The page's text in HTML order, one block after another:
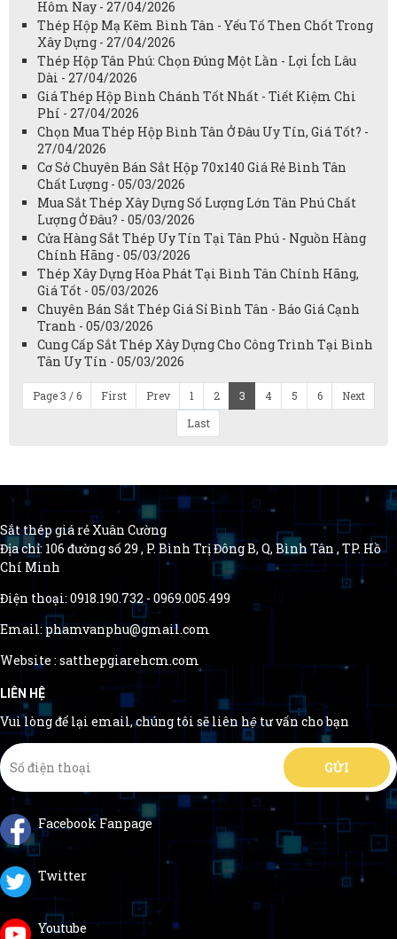
Hôm Nay - 27/04/2026
Thép Hộp Mạ Kẽm Bình Tân - Yếu Tố Then Chốt Trong
Xây Dựng - 27/04/2026
Thép Hộp Tân Phú: Chọn Đúng Một Lần - Lợi Ích Lâu
Dài - 27/04/2026
Giá Thép Hộp Bình Chánh Tốt Nhất - Tiết Kiệm Chi
Phí - 27/04/2026
Chọn Mua Thép Hộp Bình Tân Ở Đâu Uy Tín, Giá Tốt? -
27/04/2026
Cơ Sở Chuyên Bán Sắt Hộp 70x140 Giá Rẻ Bình Tân
Chất Lượng - 05/03/2026
Mua Sắt Thép Xây Dựng Số Lượng Lớn Tân Phú Chất
Lượng Ở Đâu? - 05/03/2026
Cửa Hàng Sắt Thép Uy Tín Tại Tân Phú - Nguồn Hàng
Chính Hãng - 05/03/2026
Thép Xây Dựng Hòa Phát Tại Bình Tân Chính Hãng,
Giá Tốt - 05/03/2026
Chuyên Bán Sắt Thép Giá Sỉ Bình Tân - Báo Giá Cạnh
Tranh - 05/03/2026
Cung Cấp Sắt Thép Xây Dựng Cho Công Trình Tại Bình
Tân Uy Tín - 05/03/2026
Page 3 / 6 First Prev 1 2 3 4 5 6
Next
Last
Sắt thép giá rẻ Xuân Cường
Địa chỉ: 106 đường số 29 , P. Bình Trị Đông B, Q, Bình Tân , TP. Hồ
Chí Minh
Điện thoại: 0918.190.732 - 0969.005.499
Email: phamvanphu@gmail.com
Website : satthepgiarehcm.com
LIÊN HỆ
Vui lòng để lại email, chúng tôi sẽ liên hệ tư vấn cho bạn
Facebook Fanpage
Twitter
Youtube